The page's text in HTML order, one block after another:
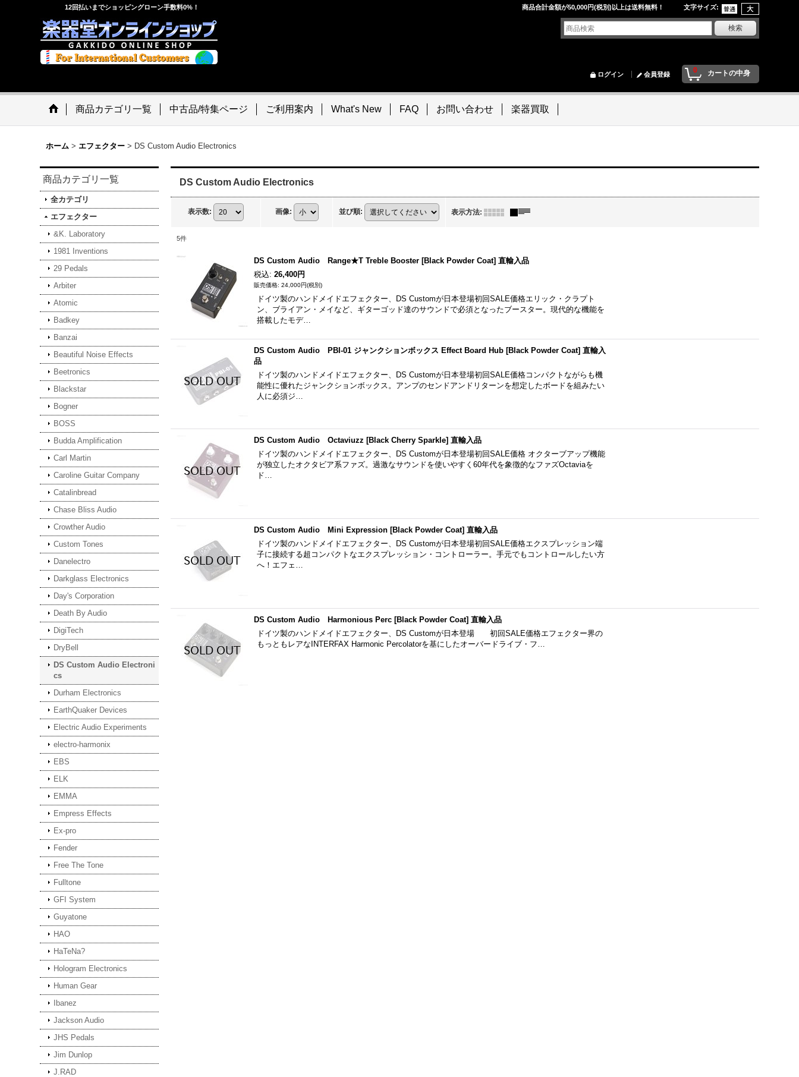
12回払いまでショッピングローン手数料0%！ 商品合計金額が50,000円(税別)以上は送料無料！ 文字サイズ:
0 カートの中身
ログイン 会員登録
商品カテゴリ一覧 中古品/特集ページ ご利用案内 What's New FAQ お問い合わせ 楽器買取
ホーム > エフェクター > DS Custom Audio Electronics
商品カテゴリ一覧
全カテゴリ
エフェクター
&K. Laboratory
1981 Inventions
29 Pedals
Arbiter
Atomic
Badkey
Banzai
Beautiful Noise Effects
Beetronics
Blackstar
Bogner
BOSS
Budda Amplification
Carl Martin
Caroline Guitar Company
Catalinbread
Chase Bliss Audio
Crowther Audio
Custom Tones
Danelectro
Darkglass Electronics
Day's Corporation
Death By Audio
DigiTech
DryBell
DS Custom Audio Electroni
cs
Durham Electronics
EarthQuaker Devices
Electric Audio Experiments
electro-harmonix
EBS
ELK
EMMA
Empress Effects
Ex-pro
Fender
Free The Tone
Fulltone
GFI System
Guyatone
HAO
HaTeNa?
Hologram Electronics
Human Gear
Ibanez
Jackson Audio
JHS Pedals
Jim Dunlop
J.RAD
DS Custom Audio Electronics
表示数: 画像: 並び順: 表示方法:
5件
DS Custom Audio Range★T Treble Booster [Black Powder Coat] 直輸入品
24,000円(税別)
税込: 26,400円
ドイツ製のハンドメイドエフェクター、DS Customが日本登場初回SALE価格エリック・クラプト
ン、ブライアン・メイなど、ギターゴッド達のサウンドで必須となったブースター。現代的な機能を
搭載したモデ…
DS Custom Audio PBI-01 ジャンクションボックス Effect Board Hub [Black Powder Coat] 直輸入
品
ドイツ製のハンドメイドエフェクター、DS Customが日本登場初回SALE価格コンパクトながらも機
能性に優れたジャンクションボックス。アンプのセンドアンドリターンを想定したボードを組みたい
人に必須ジ…
DS Custom Audio Octaviuzz [Black Cherry Sparkle] 直輸入品
ドイツ製のハンドメイドエフェクター、DS Customが日本登場初回SALE価格 オクターブアップ機能
が独立したオクタビア系ファズ。過激なサウンドを使いやすく60年代を象徴的なファズOctaviaを
ド…
DS Custom Audio Mini Expression [Black Powder Coat] 直輸入品
ドイツ製のハンドメイドエフェクター、DS Customが日本登場初回SALE価格エクスプレッション端
子に接続する超コンパクトなエクスプレッション・コントローラー。手元でもコントロールしたい方
へ！エフェ…
DS Custom Audio Harmonious Perc [Black Powder Coat] 直輸入品
ドイツ製のハンドメイドエフェクター、DS Customが日本登場 初回SALE価格エフェクター界の
もっともレアなINTERFAX Harmonic Percolatorを基にしたオーバードライブ・フ…